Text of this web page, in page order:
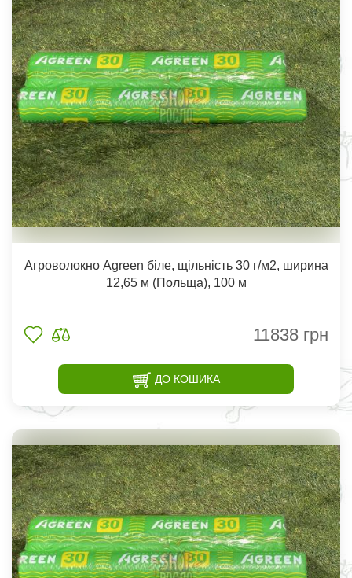
Агроволокно Agreen біле, щільність 30 г/м2, ширина
12,65 м (Польща), 100 м
11838 грн
ДО КОШИКА